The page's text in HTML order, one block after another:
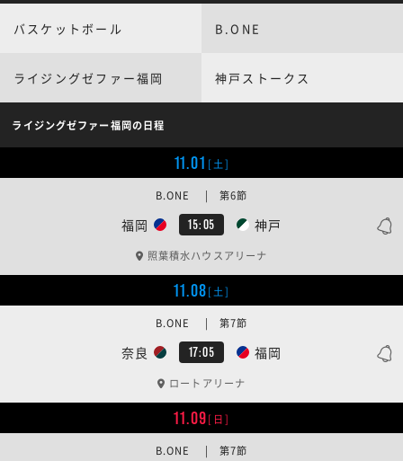
バスケットボール B.ONE
ライジングゼファー福岡 神戸ストークス
ライジングゼファー福岡の日程
11.01 [土]
福岡 15:05 神戸
B.ONE | 第6節
照葉積水ハウスアリーナ
11.08[土]
奈良 17:05 福岡
B.ONE | 第7節
ロートアリーナ
11.09[日]
B.ONE | 第7節